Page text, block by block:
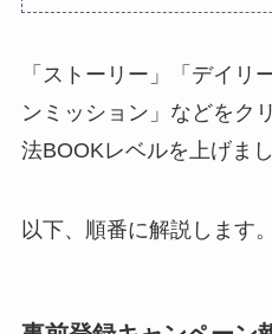
「ストーリー」「デイリ
ンミッション」などをク
法BOOKレベルを上げまし
以下、順番に解説します。